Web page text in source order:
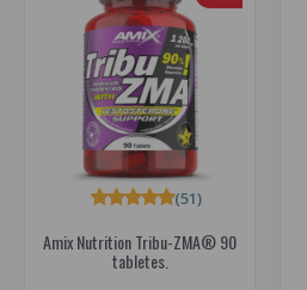
Amix Nutrition Tribu-ZMA® 90
tabletes.
(51)